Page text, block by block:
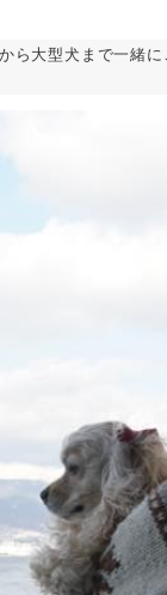
ら大型犬まで一緒